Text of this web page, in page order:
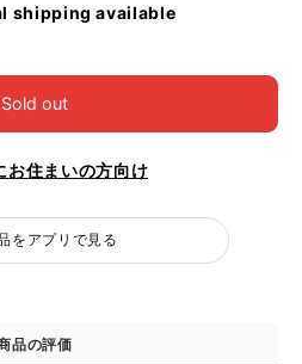
shipping available
Sold out
お住まいの方向け
をアプリで見る
品の評価